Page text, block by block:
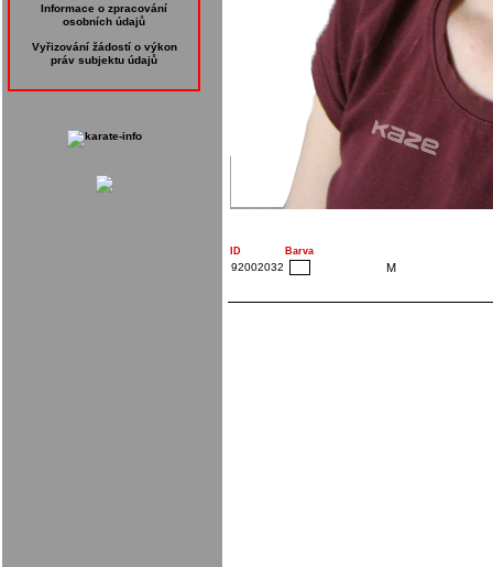
Informace o zpracování
osobních údajů
Vyřizování žádostí o výkon
práv subjektu údajů
ID Barva
92002032 M